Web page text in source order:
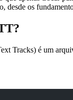
desde os
Tracks) é um